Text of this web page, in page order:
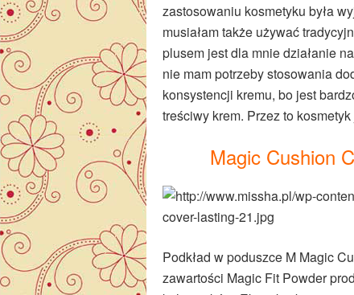
zastosowaniu kosmetyku była
musiałam także używać
plusem jest dla mnie działanie
nie mam potrzeby stosowania
konsystencji kremu, bo jest
treściwy krem. Przez to
Magic Cushion
Podkład w poduszce M Magic
zawartości Magic Fit Powder